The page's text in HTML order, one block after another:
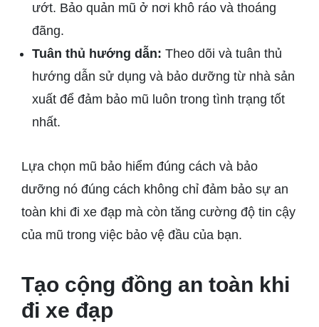
ướt. Bảo quản mũ ở nơi khô ráo và thoáng
đãng.
Tuân thủ hướng dẫn: Theo dõi và tuân thủ
hướng dẫn sử dụng và bảo dưỡng từ nhà sản
xuất để đảm bảo mũ luôn trong tình trạng tốt
nhất.
Lựa chọn mũ bảo hiểm đúng cách và bảo
dưỡng nó đúng cách không chỉ đảm bảo sự an
toàn khi đi xe đạp mà còn tăng cường độ tin cậy
của mũ trong việc bảo vệ đầu của bạn.
Tạo cộng đồng an toàn khi
đi xe đạp